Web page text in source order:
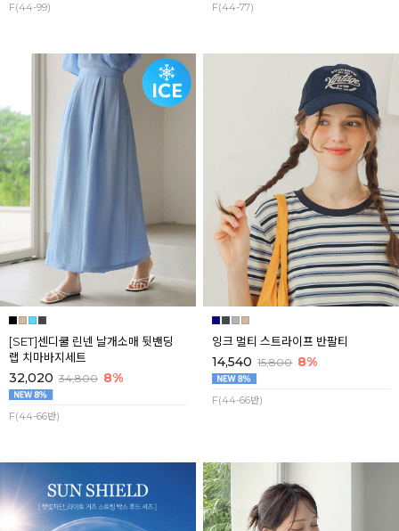
F(44-99) F(44-77)
[SET]센디쿨 린넨 날개소매 뒷밴딩
랩 치마바지세트
32,020 34,800 8%
F(44-66반)
잉크 멀티 스트라이프 반팔티
14,540 15,800 8%
F(44-66반)